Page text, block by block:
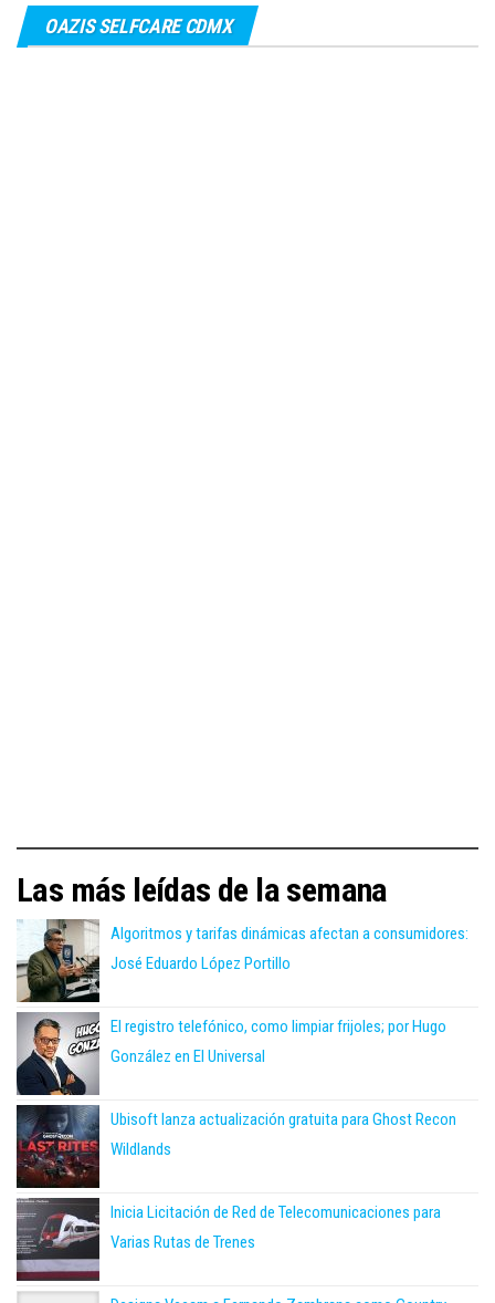
OAZIS SELFCARE CDMX
Las más leídas de la semana
Algoritmos y tarifas dinámicas afectan a consumidores:
José Eduardo López Portillo
El registro telefónico, como limpiar frijoles; por Hugo
González en El Universal
Ubisoft lanza actualización gratuita para Ghost Recon
Wildlands
Inicia Licitación de Red de Telecomunicaciones para
Varias Rutas de Trenes